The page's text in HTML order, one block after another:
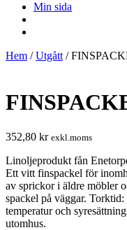
Min sida
Hem /Utgått /
352,80 kr exkl.moms
Linoljeprodukt fån
Ett vitt finspackel för
av sprickor i äldre möbler
spackel på väggar.
temperatur och
utomhus.